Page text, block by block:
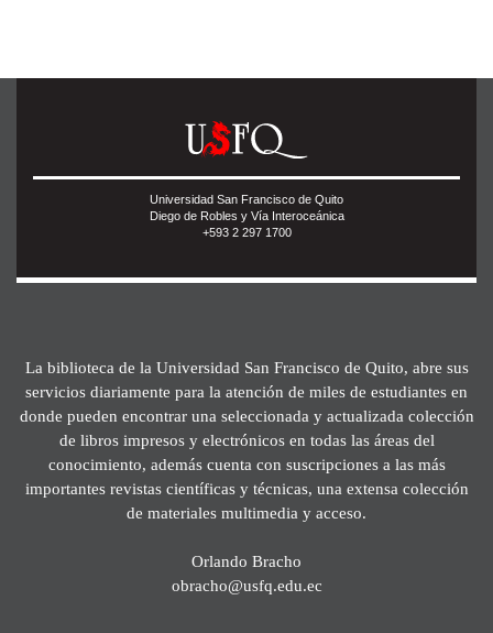
Universidad San Francisco de Quito
Diego de Robles y Vía Interoceánica
+593 2 297 1700
La biblioteca de la Universidad San Francisco de Quito, abre sus
servicios diariamente para la atención de miles de estudiantes en
donde pueden encontrar una seleccionada y actualizada colección
de libros impresos y electrónicos en todas las áreas del
conocimiento, además cuenta con suscripciones a las más
importantes revistas científicas y técnicas, una extensa colección
de materiales multimedia y acceso.
Orlando Bracho
obracho@usfq.edu.ec